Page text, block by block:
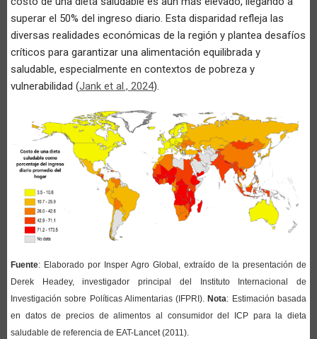
superar el 50% del ingreso diario. Esta disparidad refleja las
diversas realidades económicas de la región y plantea desafíos
críticos para garantizar una alimentación equilibrada y
saludable, especialmente en contextos de pobreza y
vulnerabilidad (Jank et al., 2024).
Fuente: Elaborado por Insper Agro Global, extraído de la presentación de
Derek Headey, investigador principal del Instituto Internacional de
Investigación sobre Políticas Alimentarias (IFPRI). Nota: Estimación basada
en datos de precios de alimentos al consumidor del ICP para la dieta
saludable de referencia de EAT-Lancet (2011).